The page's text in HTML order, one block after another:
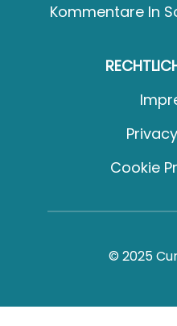
Kommentare In
Cookie
© 2025